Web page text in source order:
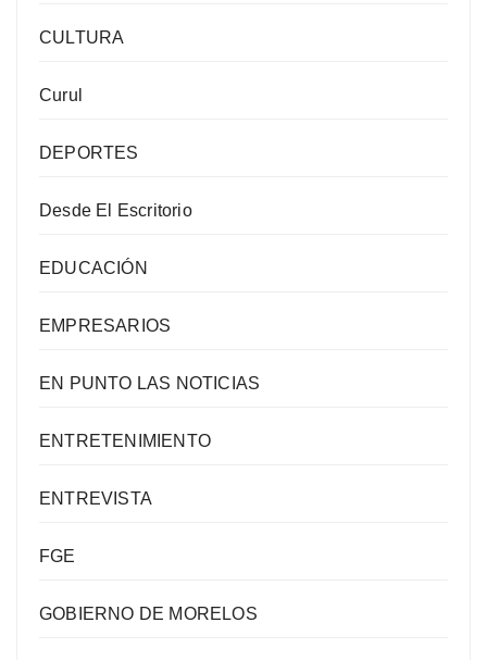
CULTURA
Curul
DEPORTES
Desde El Escritorio
EDUCACIÓN
EMPRESARIOS
EN PUNTO LAS NOTICIAS
ENTRETENIMIENTO
ENTREVISTA
FGE
GOBIERNO DE MORELOS